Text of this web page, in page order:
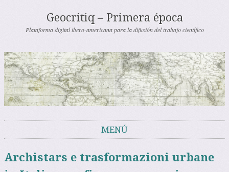
Geocritiq – Primera época
Plataforma digital ibero-americana para la difusión del trabajo científico
MENÚ
Archistars e trasformazioni urbane